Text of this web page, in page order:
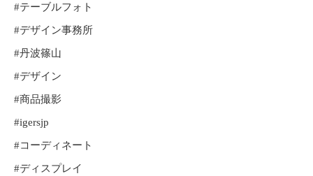
#テーブルフォト
#デザイン事務所
#丹波篠山
#デザイン
#商品撮影
#igersjp
#コーディネート
#ディスプレイ